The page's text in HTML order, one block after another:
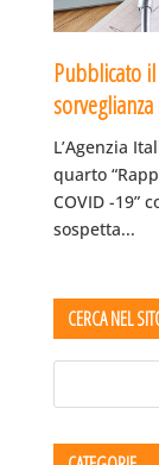
Pubblicato
L’Agenzia
quarto
COVID -19”
sospetta...
CERCA NEL